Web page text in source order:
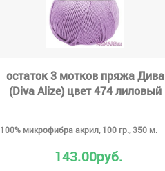
остаток 3 мотков пряжа Дива
(Diva Alize) цвет 474 лиловый
100% микрофибра акрил, 100 гр., 350 м.
143.00руб.